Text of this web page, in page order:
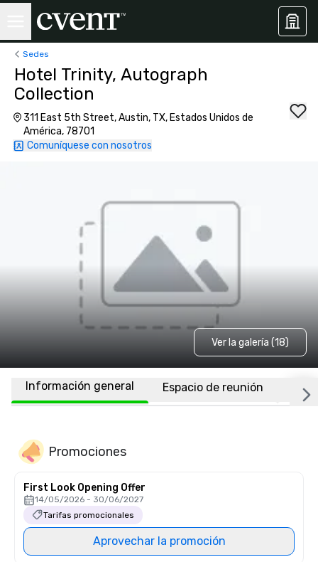
Sedes
Hotel Trinity, Autograph
Collection
311 East 5th Street, Austin, TX, Estados Unidos de
América, 78701
Comuníquese con nosotros
Ver la galería (18)
Información general Espacio de reunión
Promociones
First Look Opening Offer
14/05/2026 - 30/06/2027
Tarifas promocionales
Aprovechar la promoción